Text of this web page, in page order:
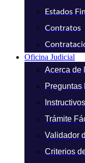
Estados
Contratos
Oficina Judicial
Acerca de
Preguntas
Trámite
Validador
Criterios